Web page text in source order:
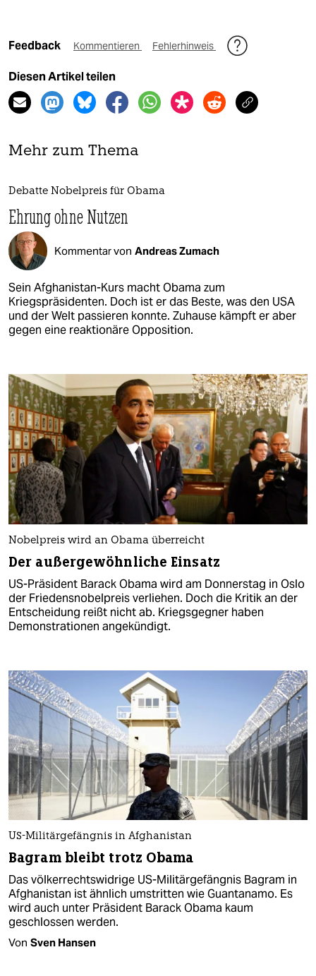
Feedback Kommentieren Fehlerhinweis
Diesen Artikel teilen
Mehr zum Thema
Debatte Nobelpreis für Obama
Ehrung ohne Nutzen
Kommentar von Andreas Zumach
Sein Afghanistan-Kurs macht Obama zum
Kriegspräsidenten. Doch ist er das Beste, was den USA
und der Welt passieren konnte. Zuhause kämpft er aber
gegen eine reaktionäre Opposition.
Nobelpreis wird an Obama überreicht
Der außergewöhnliche Einsatz
US-Präsident Barack Obama wird am Donnerstag in Oslo
der Friedensnobelpreis verliehen. Doch die Kritik an der
Entscheidung reißt nicht ab. Kriegsgegner haben
Demonstrationen angekündigt.
US-Militärgefängnis in Afghanistan
Bagram bleibt trotz Obama
Das völkerrechtswidrige US-Militärgefängnis Bagram in
Afghanistan ist ähnlich umstritten wie Guantanamo. Es
wird auch unter Präsident Barack Obama kaum
geschlossen werden.
Von Sven Hansen